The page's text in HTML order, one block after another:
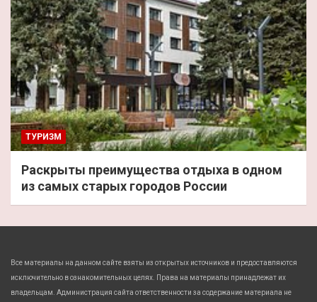
ТУРИЗМ
Раскрыты преимущества отдыха в одном
из самых старых городов России
Все материалы на данном сайте взяты из открытых источников и предоставляются
исключительно в ознакомительных целях. Права на материалы принадлежат их
владельцам. Администрация сайта ответственности за содержание материала не